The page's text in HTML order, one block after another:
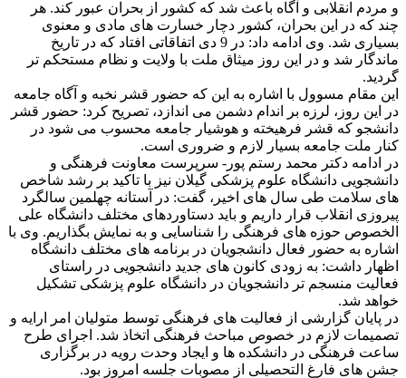
و مردم انقلابی و آگاه باعث شد که کشور از بحران عبور کند. هر
چند که در این بحران، کشور دچار خسارت های مادی و معنوی
بسیاری شد. وی ادامه داد: در 9 دی اتفاقاتی افتاد که در تاریخ
ماندگار شد و در این روز میثاق ملت با ولایت و نظام مستحکم تر
گردید.
این مقام مسوول با اشاره به این که حضور قشر نخبه و آگاه جامعه
در این روز، لرزه بر اندام دشمن می اندازد، تصریح کرد: حضور قشر
دانشجو که قشر فرهیخته و هوشیار جامعه محسوب می شود در
کنار ملت جامعه بسیار لازم و ضروری است.
در ادامه دکتر محمد رستم پور- سرپرست معاونت فرهنگی و
دانشجویی دانشگاه علوم پزشکی گیلان نیز با تاکید بر رشد شاخص
های سلامت طی سال های اخیر، گفت: در آستانه چهلمین سالگرد
پیروزی انقلاب قرار داریم و باید دستاوردهای مختلف دانشگاه علی
الخصوص حوزه های فرهنگی را شناسایی و به نمایش بگذاریم. وی با
اشاره به حضور فعال دانشجویان در برنامه های مختلف دانشگاه
اظهار داشت: به زودی کانون های جدید دانشجویی در راستای
فعالیت منسجم تر دانشجویان در دانشگاه علوم پزشکی تشکیل
خواهد شد.
در پایان گزارشی از فعالیت های فرهنگی توسط متولیان امر ارایه و
تصمیمات لازم در خصوص مباحث فرهنگی اتخاذ شد. اجرای طرح
ساعت فرهنگی در دانشکده ها و ایجاد وحدت رویه در برگزاری
جشن های فارغ التحصیلی از مصوبات جلسه امروز بود.